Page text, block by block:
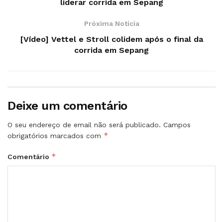
liderar corrida em Sepang
Próxima Notícia
[Vídeo] Vettel e Stroll colidem após o final da
corrida em Sepang
Deixe um comentário
O seu endereço de email não será publicado. Campos
obrigatórios marcados com *
Comentário *